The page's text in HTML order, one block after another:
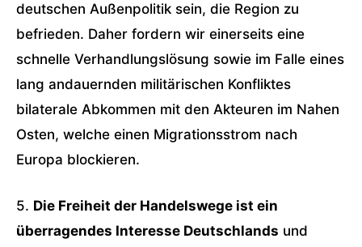
deutschen Außenpolitik sein, die Region zu
befrieden. Daher fordern wir einerseits eine
schnelle Verhandlungslösung sowie im Falle eines
lang andauernden militärischen Konfliktes
bilaterale Abkommen mit den Akteuren im Nahen
Osten, welche einen Migrationsstrom nach
Europa blockieren.
5. Die Freiheit der Handelswege ist ein
überragendes Interesse Deutschlands und